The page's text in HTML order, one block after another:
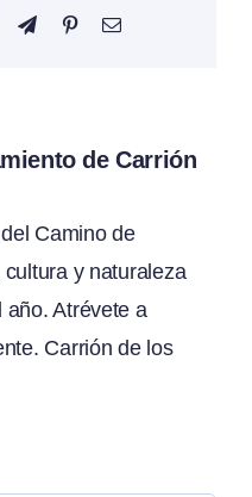
TelegramPinterestCorreo
de Carrión
Camino de
y naturaleza
año. Atrévete a
Carrión de los